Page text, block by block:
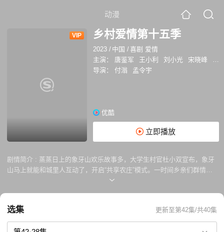
动漫
VIP 乡村爱情第十五季
2023 / 中国 /喜剧 爱情
主演：
唐鉴军 王小利 刘小光 宋晓峰
倪
导演：
付滃 孟令宇
优酷
立即播放
剧情简介 : 蒸蒸日上的象牙山欢乐故事多，大学生村官杜小双宣布，象牙
山马上就能和城里人互动了，开启“共享农庄”模式。一时间乡亲们群情激
奋，刘赵谢三个老头更是摩拳擦掌，为了办民宿纷纷出奇招，谢家大院、
选集 更新至第42集/共40集